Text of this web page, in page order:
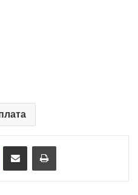
Надіслати електронною поштоюНадрукувати